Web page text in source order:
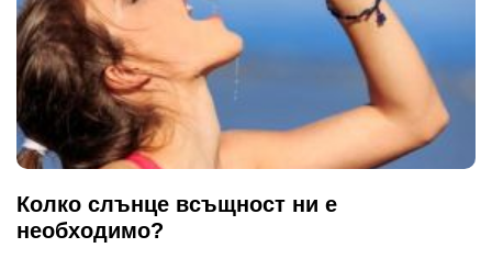
Колко слънце всъщност ни е
необходимо?